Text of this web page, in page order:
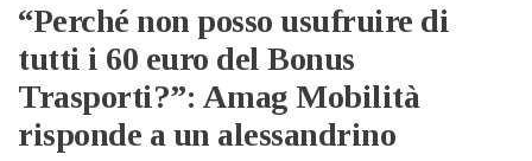
“Perché non posso usufruire di
tutti i 60 euro del Bonus
Trasporti?”: Amag Mobilità
risponde a un alessandrino